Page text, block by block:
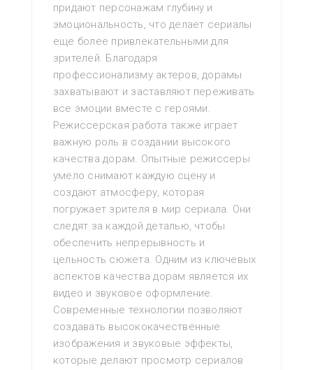
придают персонажам глубину и
эмоциональность, что делает сериалы
еще более привлекательными для
зрителей. Благодаря
профессионализму актеров, дорамы
захватывают и заставляют переживать
все эмоции вместе с героями.
Режиссерская работа также играет
важную роль в создании высокого
качества дорам. Опытные режиссеры
умело снимают каждую сцену и
создают атмосферу, которая
погружает зрителя в мир сериала. Они
следят за каждой деталью, чтобы
обеспечить непрерывность и
цельность сюжета. Одним из ключевых
аспектов качества дорам является их
видео и звуковое оформление.
Современные технологии позволяют
создавать высококачественные
изображения и звуковые эффекты,
которые делают просмотр сериалов